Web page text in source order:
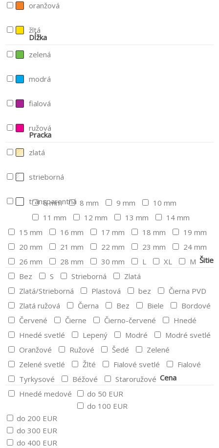
oranžová
žltá
zelená
modrá
fialová
ružová
zlatá
strieborná
transparentná
6 mm 8 mm 9 mm
10 mm
11 mm
12 mm 13 mm
14 mm
15 mm
16 mm 17 mm 18 mm
19 mm
20 mm
21 mm 22 mm 23 mm
24 mm
26 mm
28 mm 30 mm
Dĺžka
L XL
M
Bez
S
Pracka
Strieborná
Zlatá
Zlatá/Strieborná
Plastová bez
Čierna PVD
Zlatá ružová
Čierna
Šitie
Bez Biele
Bordové
Červené
Čierne Čierno-červené
Hnedé
Hnedé svetlé
Lepený Modré
Modré svetlé
Oranžové
Ružové Šedé
Zelené
Zelené svetlé
Žlté Fialové svetlé
Fialové
Tyrkysové
Béžové
Staroružové
Hnedé medové
Cena
do 50 EUR
do 100 EUR
do 200 EUR
do 300 EUR
do 400 EUR